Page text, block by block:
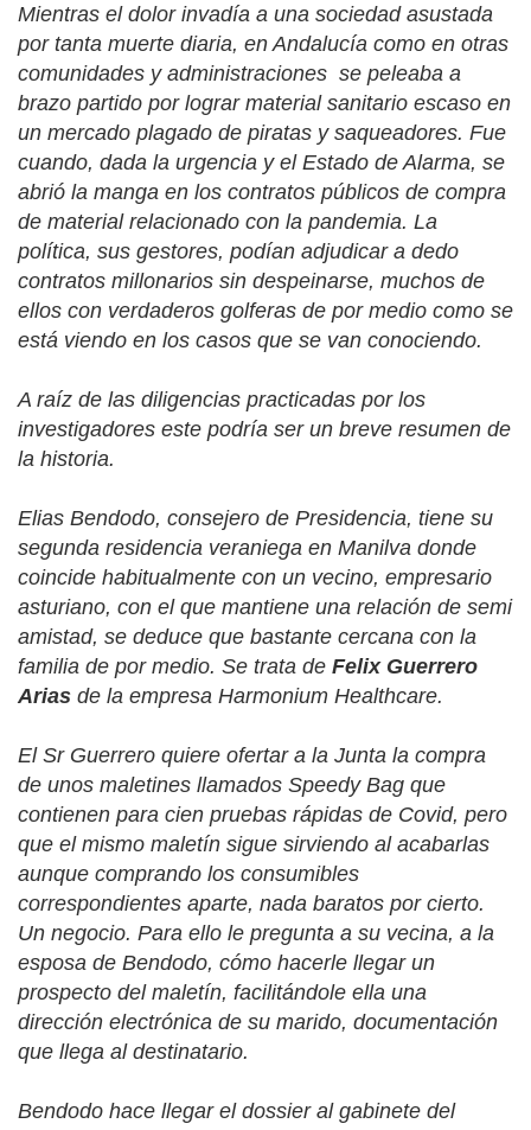
Mientras el dolor invadía a una sociedad asustada
por tanta muerte diaria, en Andalucía como en otras
comunidades y administraciones se peleaba a
brazo partido por lograr material sanitario escaso en
un mercado plagado de piratas y saqueadores. Fue
cuando, dada la urgencia y el Estado de Alarma, se
abrió la manga en los contratos públicos de compra
de material relacionado con la pandemia. La
política, sus gestores, podían adjudicar a dedo
contratos millonarios sin despeinarse, muchos de
ellos con verdaderos golferas de por medio como se
está viendo en los casos que se van conociendo.
A raíz de las diligencias practicadas por los
investigadores este podría ser un breve resumen de
la historia.
Elias Bendodo, consejero de Presidencia, tiene su
segunda residencia veraniega en Manilva donde
coincide habitualmente con un vecino, empresario
asturiano, con el que mantiene una relación de semi
amistad, se deduce que bastante cercana con la
familia de por medio. Se trata de Felix Guerrero
Arias de la empresa Harmonium Healthcare.
El Sr Guerrero quiere ofertar a la Junta la compra
de unos maletines llamados Speedy Bag que
contienen para cien pruebas rápidas de Covid, pero
que el mismo maletín sigue sirviendo al acabarlas
aunque comprando los consumibles
correspondientes aparte, nada baratos por cierto.
Un negocio. Para ello le pregunta a su vecina, a la
esposa de Bendodo, cómo hacerle llegar un
prospecto del maletín, facilitándole ella una
dirección electrónica de su marido, documentación
que llega al destinatario.
Bendodo hace llegar el dossier al gabinete del